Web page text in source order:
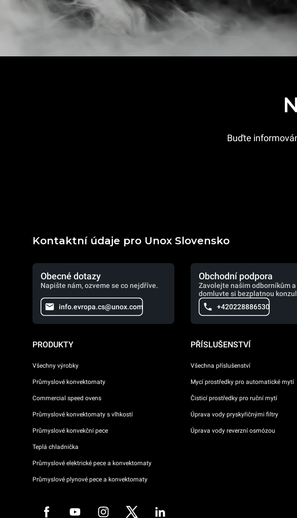
Buďte
Kontaktní údaje pro Unox Slovensko
Obecné dotazy
Napište nám, ozveme se co nejdříve.
info.evropa.cs@unox.com
Obchodní podpora
Zavolejte našim odborníkům a
domluvte si bezplatnou
+420228886530
PRODUKTY
Všechny výrobky
Průmyslové konvektomaty
Commercial speed ovens
Průmyslové konvektomaty s vlhkostí
Průmyslové konvekční pece
Teplá chladnička
Průmyslové elektrické pece a konvektomaty
Průmyslové plynové pece a konvektomaty
PŘÍSLUŠENSTVÍ
Všechna příslušenství
Mycí prostředky pro automatické mytí
Čisticí prostředky pro ruční mytí
Úprava vody pryskyřičnými filtry
Úprava vody reverzní osmózou